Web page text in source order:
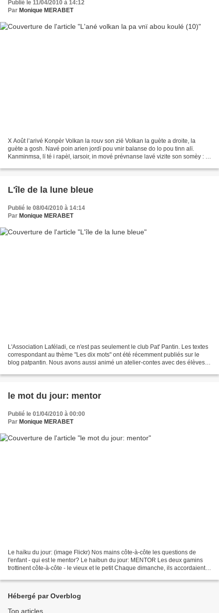
Publié le 11/04/2010 à 14:12
Par Monique MERABET
X Août l’arivé Konpèr Volkan la rouv son zië Volkan la guète a droite, la
guète a gosh. Navé poin arien jordï pou vnir balanse do lo pou tinn alï.
Kanminmsa, lï té i rapèl, iarsoir, in mové prévnanse lavé vizite son somèy : lï
L'île de la lune bleue
Publié le 08/04/2010 à 14:14
Par Monique MERABET
L'Association Laféladi, ce n'est pas seulement le club Pat' Pantin. Les textes
correspondant au thème "Les dix mots" ont été récemment publiés sur le
blog patpantin. Nous avons aussi animé un atelier-contes avec des élèves
le mot du jour: mentor
Publié le 01/04/2010 à 00:00
Par Monique MERABET
Le haïku du jour: (image Flickr) Nos mains côte-à-côte les questions de
l'enfant - qui est le mentor? Le haibun du jour: MENTOR Les deux gamins
trottinent côte-à-côte - le vieux et le petit Chaque dimanche, ils accordaient
Hébergé par Overblog
Top articles